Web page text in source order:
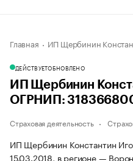
Главная ИП Щербинин
ДЕЙСТВУЕТОБНОВЛЕНО
ИП Щербинин
ОГРНИП:
Страховая деятельность
ИП Щербинин Константин
15.03.2018, в регионе —